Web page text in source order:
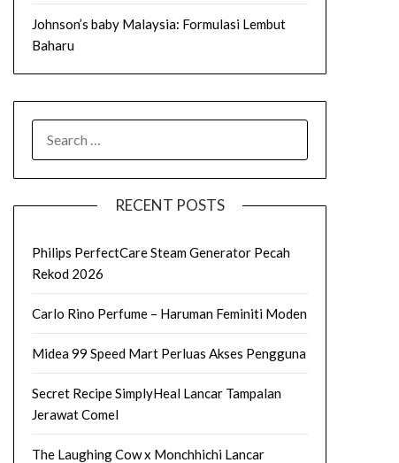
Johnson’s baby Malaysia: Formulasi Lembut
Baharu
FOR:
RECENT POSTS
Philips PerfectCare Steam Generator Pecah
Rekod 2026
Carlo Rino Perfume – Haruman Feminiti Moden
Midea 99 Speed Mart Perluas Akses Pengguna
Secret Recipe SimplyHeal Lancar Tampalan
Jerawat Comel
The Laughing Cow x Monchhichi Lancar